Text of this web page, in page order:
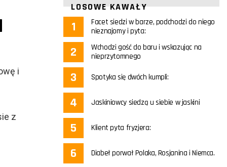
i
z
LOSOWE KAWAŁY
Facet siedzi w barze, podchodzi do niego
nieznajomy i pyta:
Wchodzi gość do baru i wskazując na
nieprzytomnego
Spotyka się dwóch kumpli:
Jaskiniowcy siedzą u siebie w jaskini
Klient pyta fryzjera:
Diabeł porwał Polaka, Rosjanina i Niemca.